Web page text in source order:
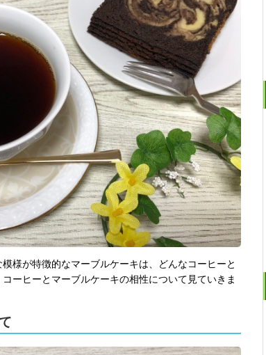
様が特徴的なマーブルケーキは、どんなコーヒーと
ーヒーとマーブルケーキの相性について見ていきま